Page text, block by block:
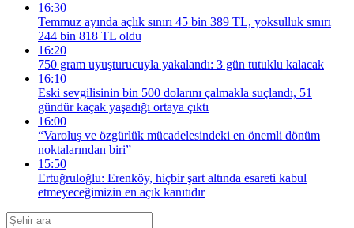
16:30
Temmuz ayında açlık sınırı 45 bin 389 TL, yoksulluk sınırı
244 bin 818 TL oldu
16:20
750 gram uyuşturucuyla yakalandı: 3 gün tutuklu kalacak
16:10
Eski sevgilisinin bin 500 dolarını çalmakla suçlandı, 51
gündür kaçak yaşadığı ortaya çıktı
16:00
“Varoluş ve özgürlük mücadelesindeki en önemli dönüm
noktalarından biri”
15:50
Ertuğruloğlu: Erenköy, hiçbir şart altında esareti kabul
etmeyeceğimizin en açık kanıtıdır